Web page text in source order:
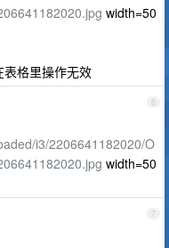
width=50
格里操作无效
6
i3/2206641182020/O
width=50
7